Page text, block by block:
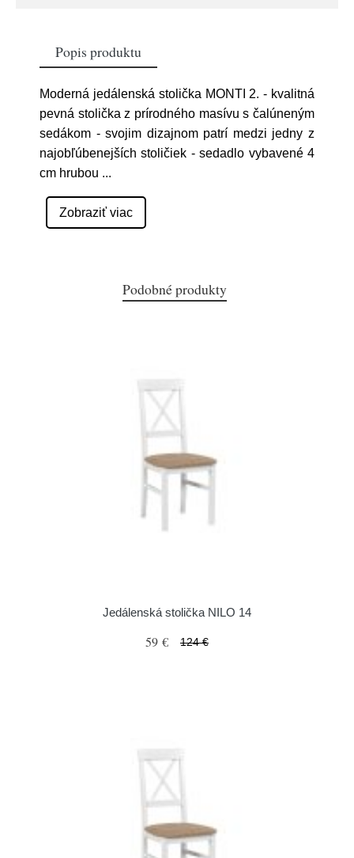
Popis produktu
Moderná jedálenská stolička MONTI 2. - kvalitná
pevná stolička z prírodného masívu s čalúneným
sedákom - svojim dizajnom patrí medzi jedny z
najobľúbenejších stoličiek - sedadlo vybavené 4
cm hrubou ...
Zobraziť viac
Podobné produkty
Jedálenská stolička NILO 14
59 € 124 €